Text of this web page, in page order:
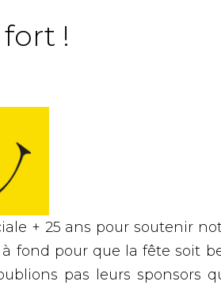
!
+ 25 ans pour soutenir
fond pour que la fête soit
pas leurs sponsors